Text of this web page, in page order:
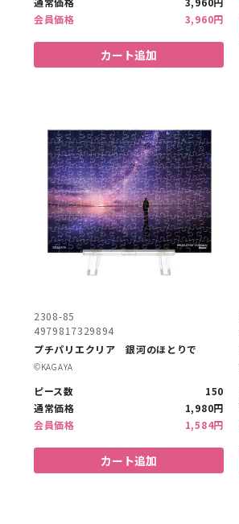
会員価格
3,960円
カート追加
2308-85
4979817329894
プチパリエクリア 銀河のほとりで
©︎KAGAYA
ピース数
150
通常価格
1,980円
会員価格
1,584円
カート追加